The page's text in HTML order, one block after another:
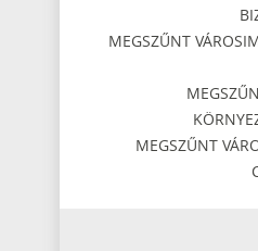
MEGSZŰNT
MEGSZŰNT